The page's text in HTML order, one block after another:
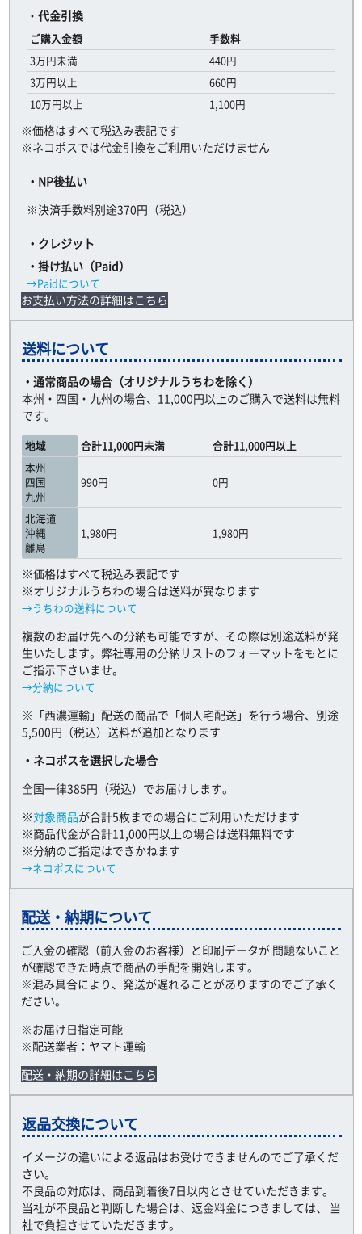
・ 代金引換
ご購入金額
手数料
3万円未満
440円
3万円以上
660円
10万円以上
1,100円
※価格はすべて税込み表記です
※ネコポスでは代金引換をご利用いただけません
・NP後払い
※決済手数料別途370円（税込）
・クレジット
・掛け払い（Paid）
→Paidについて
お支払い方法の詳細はこちら
送料について
・通常商品の場合（オリジナルうちわを除く）
本州・四国・九州の場合、11,000円以上のご購入で送料は無料
です。
地域 合計11,000円未満
合計11,000円以上
本州
四国
九州
990円 0円
北海道
沖縄
離島
1,980円 1,980円
※価格はすべて税込み表記です
※オリジナルうちわの場合は送料が異なります
→うちわの送料について
複数のお届け先への分納も可能ですが、その際は別途送料が発
生いたします。弊社専用の分納リストのフォーマットをもとに
ご指示下さいませ。
→分納について
※「西濃運輸」配送の商品で「個人宅配送」を行う場合、別途
5,500円（税込）送料が追加となります
・ネコポスを選択した場合
全国一律385円（税込）でお届けします。
※対象商品が合計5枚までの場合にご利用いただけます
※商品代金が合計11,000円以上の場合は送料無料です
※分納のご指定はできかねます
→ネコポスについて
配送・納期について
ご入金の確認（前入金のお客様）と印刷データが 問題ないこと
が確認できた時点で商品の手配を開始します。
※混み具合により、発送が遅れることがありますのでご了承く
ださい。
※お届け日指定可能
※配送業者：ヤマト運輸
配送・納期の詳細はこちら
返品交換について
イメージの違いによる返品はお受けできませんのでご了承くだ
さい。
不良品の対応は、商品到着後7日以内とさせていただきます。
当社が不良品と判断した場合は、返金料金につきましては、 当
社で負担させていただきます。